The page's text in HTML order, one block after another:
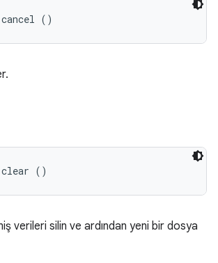
()
()
verileri silin ve ardından yeni bir dosya